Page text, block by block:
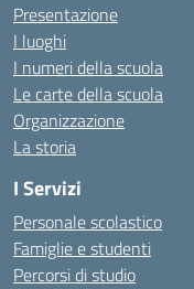
Presentazione
I luoghi
I numeri della scuola
Le carte della scuola
Organizzazione
La storia
I Servizi
Personale scolastico
Famiglie e studenti
Percorsi di studio